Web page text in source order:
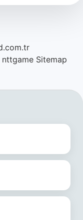
nttgame Sitemap